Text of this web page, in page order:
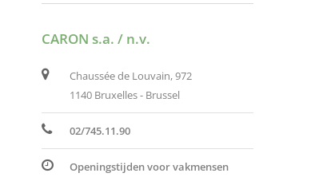
CARON s.a. / n.v.
Chaussée de Louvain, 972
1140 Bruxelles - Brussel
02/745.11.90
Openingstijden voor vakmensen